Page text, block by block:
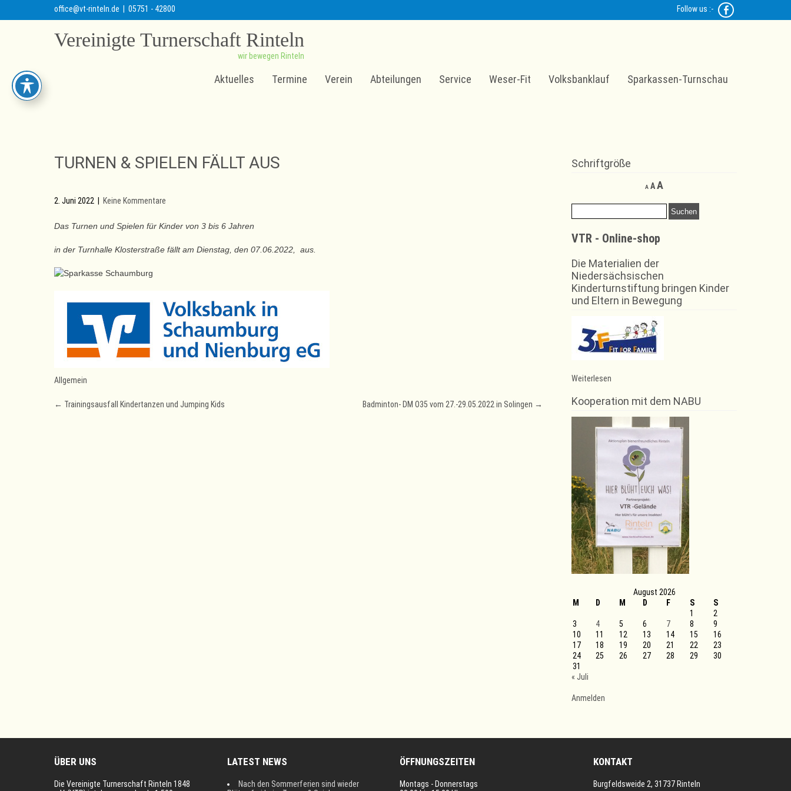
office@vt-rinteln.de | 05751 - 42800 Follow us :-
Vereinigte Turnerschaft Rinteln
wir bewegen Rinteln
Aktuelles Termine Verein Abteilungen Service Weser-Fit Volksbanklauf Sparkassen-Turnschau
TURNEN & SPIELEN FÄLLT AUS
2. Juni 2022 Keine Kommentare
Das Turnen und Spielen für Kinder von 3 bis 6 Jahren
in der Turnhalle Klosterstraße fällt am Dienstag, den 07.06.2022, aus.
Allgemein
Post
← Trainingsausfall Kindertanzen und Jumping Kids Badminton- DM O35 vom 27.-29.05.2022 in Solingen →
Schriftgröße
A
Decrease
font
A Reset
size.
A
size.
Suchen
nach:
VTR - Online-shop
Die Materialien der
Niedersächsischen
Kinderturnstiftung bringen Kinder
und Eltern in Bewegung
Weiterlesen
&
Spielen
fällt
aus
Kooperation mit dem NABU
August 2026
M
D M D F S
S
1
2
3
4 5 6 7 8
9
10
11 12 13 14 15
16
17
18 19 20 21 22
23
24
25 26 27 28 29
30
31
« Juli
Anmelden
ÜBER UNS
Die Vereinigte Turnerschaft Rinteln 1848
LATEST NEWS
Nach den Sommerferien sind wieder
ÖFFNUNGSZEITEN
Montags - Donnerstags
KONTAKT
Burgfeldsweide 2, 31737 Rinteln